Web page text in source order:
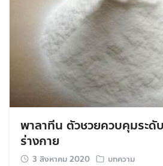
พาลาทีน ตัวชวยควบคุมระดั
ร่างกาย
3 สิงหาคม 2020 บทความ